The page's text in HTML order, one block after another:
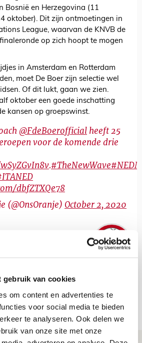
gebruik van cookies
om content en advertenties te
voor social media te bieden
te analyseren. Ook delen we
van onze site met onze
Bosnië en Herzegovina (11
oktober). Dit zijn ontmoetingen in
League, waarvan de KNVB de
op zich hoopt te mogen
in Amsterdam en Rotterdam
moet De Boer zijn selectie wel
Of dit lukt, gaan we zien.
oktober een goede inschatting
kansen op groepswinst.
@FdeBoerofficial heeft 25
voor de komende drie
.#TheNewWave
dbfZTXQe78
(@OnsOranje) October 2, 2020
van De Redactie